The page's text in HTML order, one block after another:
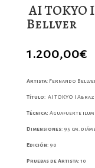
AI
Bellver
1.200,00€
Artista: Fernando
Título: AI TOKYO I
Técnica: Aguafuerte
Dimensiones: 95 cm.
Edición: 90
Pruebas de Artista: 10